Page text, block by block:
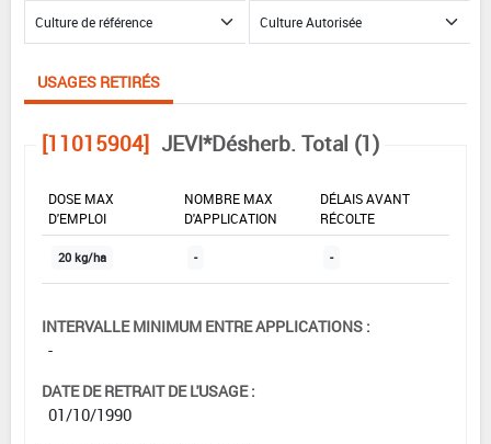
USAGES RETIRÉS
[11015904] JEVI*Désherb. Total (1)
DOSE MAX
D'EMPLOI
NOMBRE MAX
D'APPLICATION
DÉLAIS AVANT
RÉCOLTE
20 kg/ha - -
INTERVALLE MINIMUM ENTRE APPLICATIONS :
-
DATE DE RETRAIT DE L'USAGE :
01/10/1990